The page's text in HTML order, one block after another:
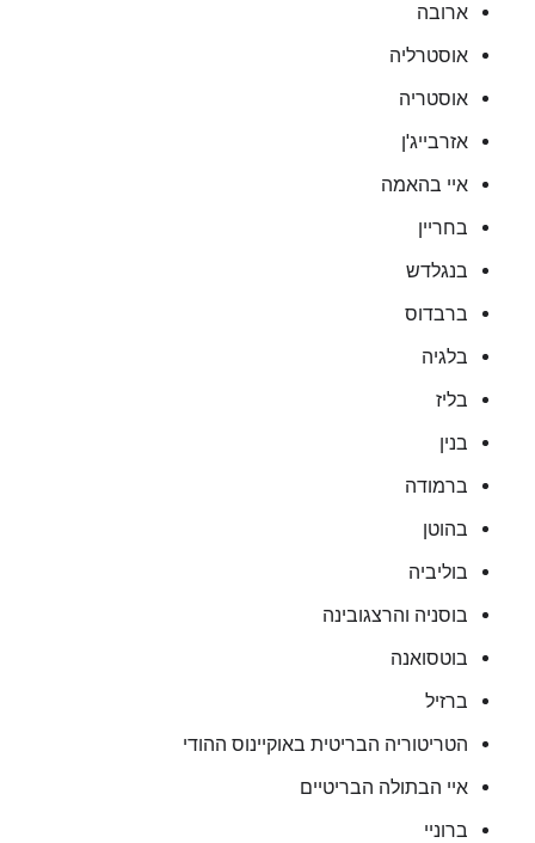
ארובה
אוסטרליה
אוסטריה
אזרבייג'ן
איי בהאמה
בחריין
בנגלדש
ברבדוס
בלגיה
בליז
בנין
ברמודה
בהוטן
בוליביה
בוסניה והרצגובינה
בוטסואנה
ברזיל
הטריטוריה הבריטית באוקיינוס ההודי
איי הבתולה הבריטיים
ברוניי